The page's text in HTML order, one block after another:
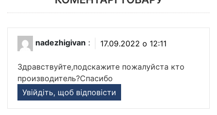
nadezhigivan : 17.09.2022 о 12:11
Здравствуйте,подскажите пожалуйста кто
производитель?Спасибо
Увійдіть, щоб відповісти